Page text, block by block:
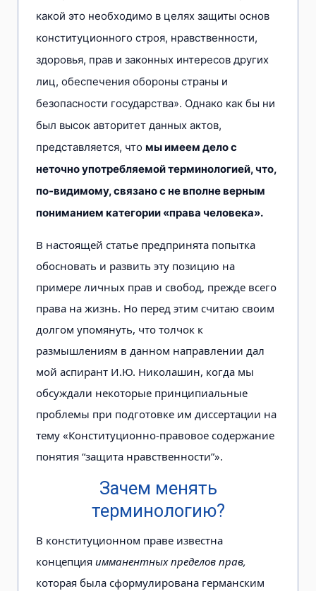
какой это необходимо в целях защиты основ
конституционного строя, нравственности,
здоровья, прав и законных интересов других
лиц, обеспечения обороны страны и
безопасности государства». Однако как бы ни
был высок авторитет данных актов,
представляется, что мы имеем дело с
неточно употребляемой терминологией, что,
по-видимому, связано с не вполне верным
пониманием категории «права человека».
В настоящей статье предпринята попытка
обосновать и развить эту позицию на
примере личных прав и свобод, прежде всего
права на жизнь. Но перед этим считаю своим
долгом упомянуть, что толчок к
размышлениям в данном направлении дал
мой аспирант И.Ю. Николашин, когда мы
обсуждали некоторые принципиальные
проблемы при подготовке им диссертации на
тему «Конституционно-правовое содержание
понятия “защита нравственности”».
Зачем менять
терминологию?
В конституционном праве известна
концепция имманентных пределов прав,
которая была сформулирована германским